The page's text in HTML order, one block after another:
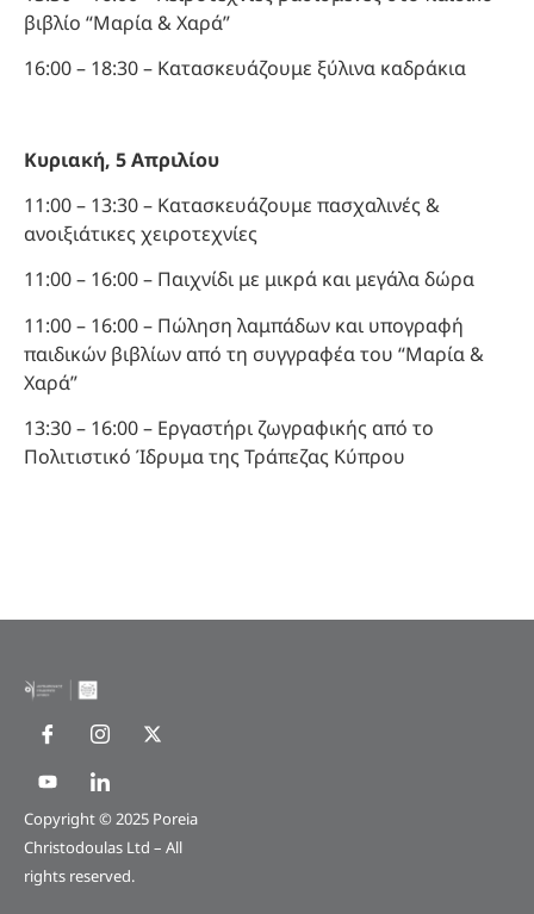
βιβλίο “Μαρία & Χαρά”
16:00 – 18:30 – Κατασκευάζουμε ξύλινα καδράκια
Κυριακή, 5 Απριλίου
11:00 – 13:30 – Κατασκευάζουμε πασχαλινές &
ανοιξιάτικες χειροτεχνίες
11:00 – 16:00 – Παιχνίδι με μικρά και μεγάλα δώρα
11:00 – 16:00 – Πώληση λαμπάδων και υπογραφή
παιδικών βιβλίων από τη συγγραφέα του “Μαρία &
Χαρά”
13:30 – 16:00 – Εργαστήρι ζωγραφικής από το
Πολιτιστικό Ίδρυμα της Τράπεζας Κύπρου
Copyright © 2025 Poreia
Christodoulas Ltd – All
rights reserved.